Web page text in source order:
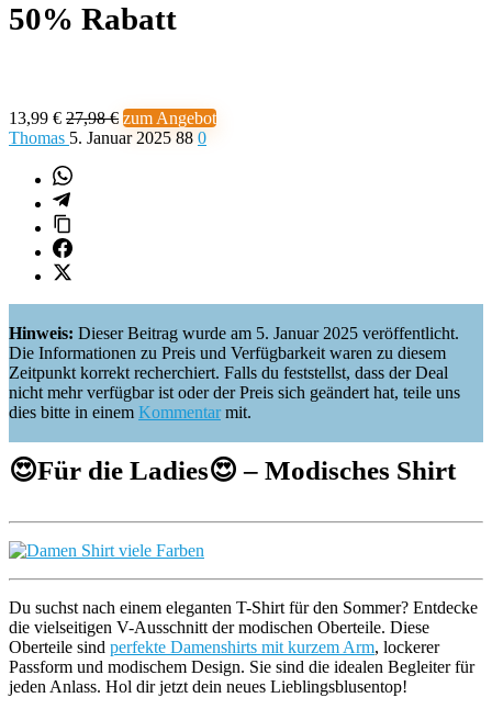
50% Rabatt
13,99 € 27,98 € zum Angebot
Thomas 5. Januar 2025 88 0
Hinweis: Dieser Beitrag wurde am 5. Januar 2025 veröffentlicht.
Die Informationen zu Preis und Verfügbarkeit waren zu diesem
Zeitpunkt korrekt recherchiert. Falls du feststellst, dass der Deal
nicht mehr verfügbar ist oder der Preis sich geändert hat, teile uns
dies bitte in einem Kommentarmit.
😍Für die Ladies😍 – Modisches Shirt
Du suchst nach einem eleganten T-Shirt für den Sommer? Entdecke
die vielseitigen V-Ausschnitt der modischen Oberteile. Diese
Oberteile sind perfekte Damenshirts mit kurzem Arm, lockerer
Passform und modischem Design. Sie sind die idealen Begleiter für
jeden Anlass. Hol dir jetzt dein neues Lieblingsblusentop!